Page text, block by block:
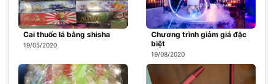
Cai thuốc lá bằng shisha
19/05/2020
Chương trình giảm giá đặc
biệt
19/08/2020